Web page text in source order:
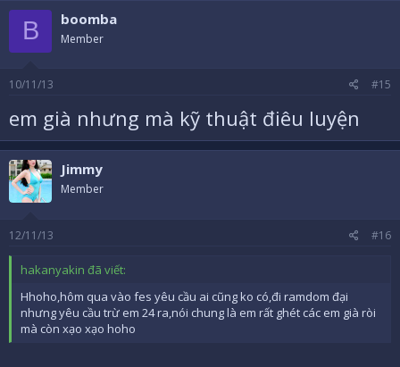
B boomba
Member
10/11/13 #15
em già nhưng mà kỹ thuật điêu luyện
Jimmy
Member
12/11/13 #16
hakanyakin đã viết:
Hhoho,hôm qua vào fes yêu cầu ai cũng ko có,đi ramdom đại
nhưng yêu cầu trừ em 24 ra,nói chung là em rất ghét các em già ròi
mà còn xạo xạo hoho